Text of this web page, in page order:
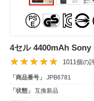
4セル 4400mAh Sony
1011個の
「商品番号」
JPB6781
「状態」
互換新品